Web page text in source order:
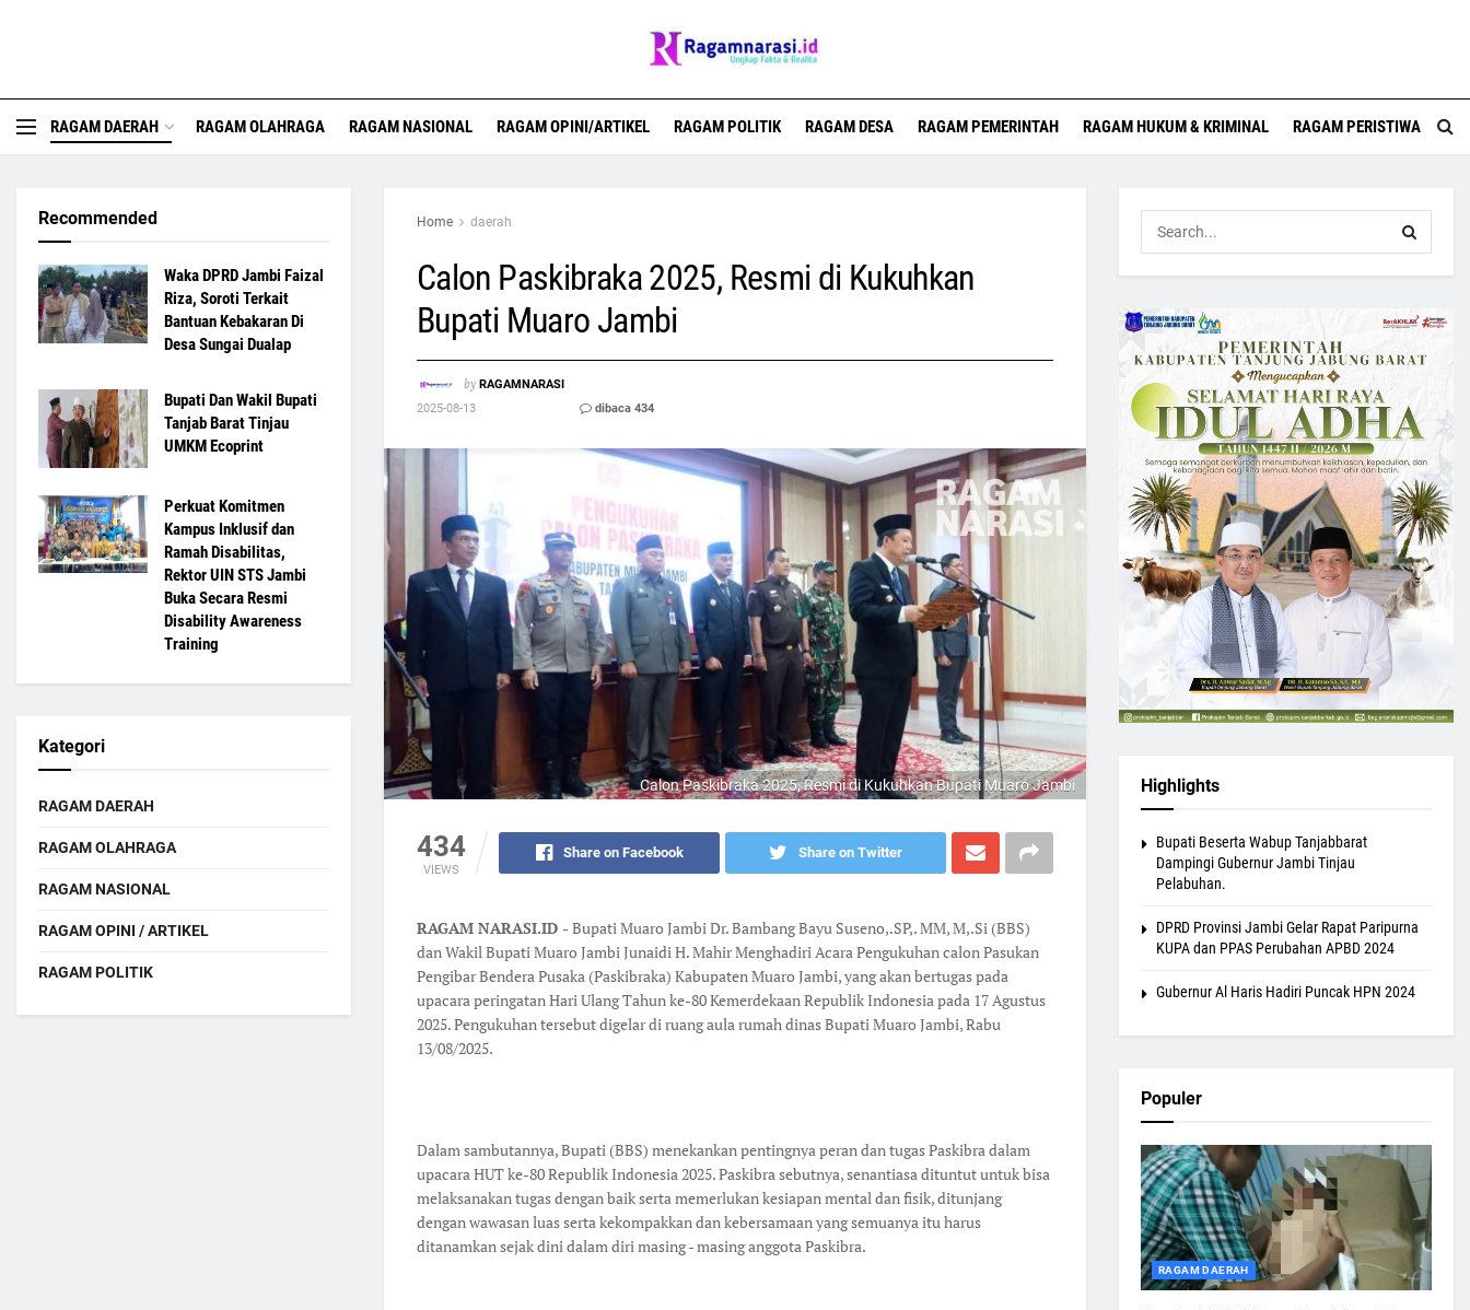
RAGAM DAERAH RAGAM OLAHRAGA RAGAM NASIONAL RAGAM OPINI/ARTIKEL RAGAM POLITIK RAGAM DESA RAGAM PEMERINTAH RAGAM HUKUM & KRIMINAL RAGAM PERISTIWA
Home daerah
Calon Paskibraka 2025, Resmi di Kukuhkan
Bupati Muaro Jambi
by RAGAMNARASI
2025-08-13
dibaca 434
Calon Paskibraka 2025, Resmi di Kukuhkan Bupati Muaro Jambi
434
VIEWS
Share on Facebook Share on Twitter
RAGAM NARASI.ID - Bupati Muaro Jambi Dr. Bambang Bayu Suseno,.SP,. MM, M,.Si (BBS)
dan Wakil Bupati Muaro Jambi Junaidi H. Mahir Menghadiri Acara Pengukuhan calon Pasukan
Pengibar Bendera Pusaka (Paskibraka) Kabupaten Muaro Jambi, yang akan bertugas pada
upacara peringatan Hari Ulang Tahun ke-80 Kemerdekaan Republik Indonesia pada 17 Agustus
2025. Pengukuhan tersebut digelar di ruang aula rumah dinas Bupati Muaro Jambi, Rabu
13/08/2025.
Dalam sambutannya, Bupati (BBS) menekankan pentingnya peran dan tugas Paskibra dalam
upacara HUT ke-80 Republik Indonesia 2025. Paskibra sebutnya, senantiasa dituntut untuk bisa
melaksanakan tugas dengan baik serta memerlukan kesiapan mental dan fisik, ditunjang
dengan wawasan luas serta kekompakkan dan kebersamaan yang semuanya itu harus
ditanamkan sejak dini dalam diri masing - masing anggota Paskibra.
Recommended
Waka DPRD Jambi Faizal
Riza, Soroti Terkait
Bantuan Kebakaran Di
Desa Sungai Dualap
Bupati Dan Wakil Bupati
Tanjab Barat Tinjau
UMKM Ecoprint
Perkuat Komitmen
Kampus Inklusif dan
Ramah Disabilitas,
Rektor UIN STS Jambi
Buka Secara Resmi
Disability Awareness
Training
Kategori
RAGAM DAERAH
RAGAM OLAHRAGA
RAGAM NASIONAL
RAGAM OPINI / ARTIKEL
RAGAM POLITIK
Highlights
Bupati Beserta Wabup Tanjabbarat
Dampingi Gubernur Jambi Tinjau
Pelabuhan.
DPRD Provinsi Jambi Gelar Rapat Paripurna
KUPA dan PPAS Perubahan APBD 2024
Gubernur Al Haris Hadiri Puncak HPN 2024
Populer
RAGAM DAERAH